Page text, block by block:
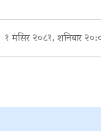
१ मंसिर २०८१, शनिबार